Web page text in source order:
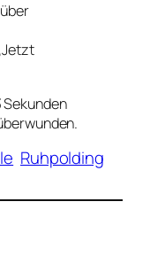
Sekunden
Ruhpolding